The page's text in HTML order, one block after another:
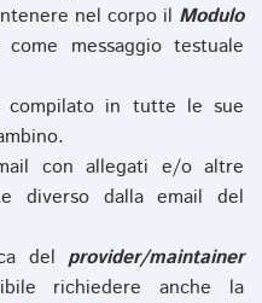
nel corpo il Modulo
messaggio testuale
in tutte le sue
con allegati e/o altre
diverso dalla email del
del provider/maintainer
richiedere anche la